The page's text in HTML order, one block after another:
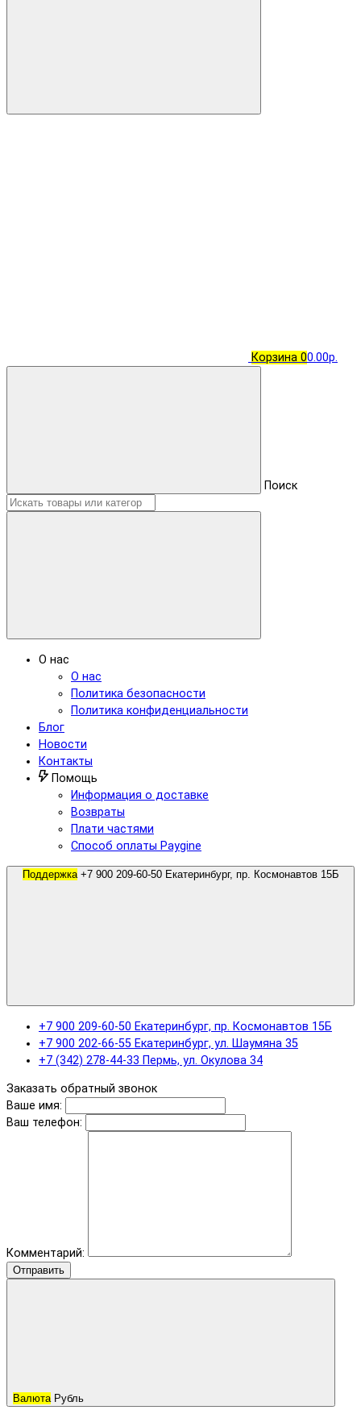
Корзина 00.00р.
Поиск
О нас
О нас
Политика безопасности
Политика конфиденциальности
Блог
Новости
Контакты
Помощь
Информация о доставке
Возвраты
Плати частями
Способ оплаты Paygine
Поддержка
+7 900 209-60-50 Екатеринбург, пр. Космонавтов 15Б
+7 900 202-66-55 Екатеринбург, ул. Шаумяна 35
+7 (342) 278-44-33 Пермь, ул. Окулова 34
Заказать обратный звонок
Ваше имя:
Ваш телефон:
Комментарий:
Отправить
Валюта Рубль